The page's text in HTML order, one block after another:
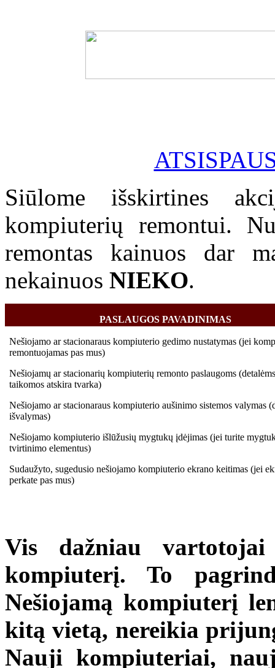
Siūlome išskirtines
kompiuterių remontui.
remontas kainuos dar
nekainuos NIEKO.
PASLAUGOS PAVADINIMAS
Nešiojamo ar stacionaraus kompiuterio gedimo nustatymas (jei
remontuojamas pas mus)
Nešiojamų ar stacionarių kompiuterių remonto paslaugoms
taikomos atskira tvarka)
Nešiojamo ar stacionaraus kompiuterio aušinimo sistemos valymas
išvalymas)
Nešiojamo kompiuterio išlūžusių mygtukų įdėjimas (jei turite
tvirtinimo elementus)
Sudaužyto, sugedusio nešiojamo kompiuterioekrano keitimas (jei
perkate pas mus)
Vis dažniau vartotojai
kompiuterį. To
Nešiojamą kompiuterį
kitą vietą, nereikia
Nauji kompiuteriai,